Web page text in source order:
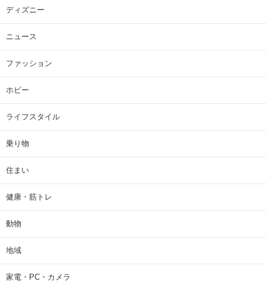
ディズニー
ニュース
ファッション
ホビー
ライフスタイル
乗り物
住まい
健康・筋トレ
動物
地域
家電・PC・カメラ